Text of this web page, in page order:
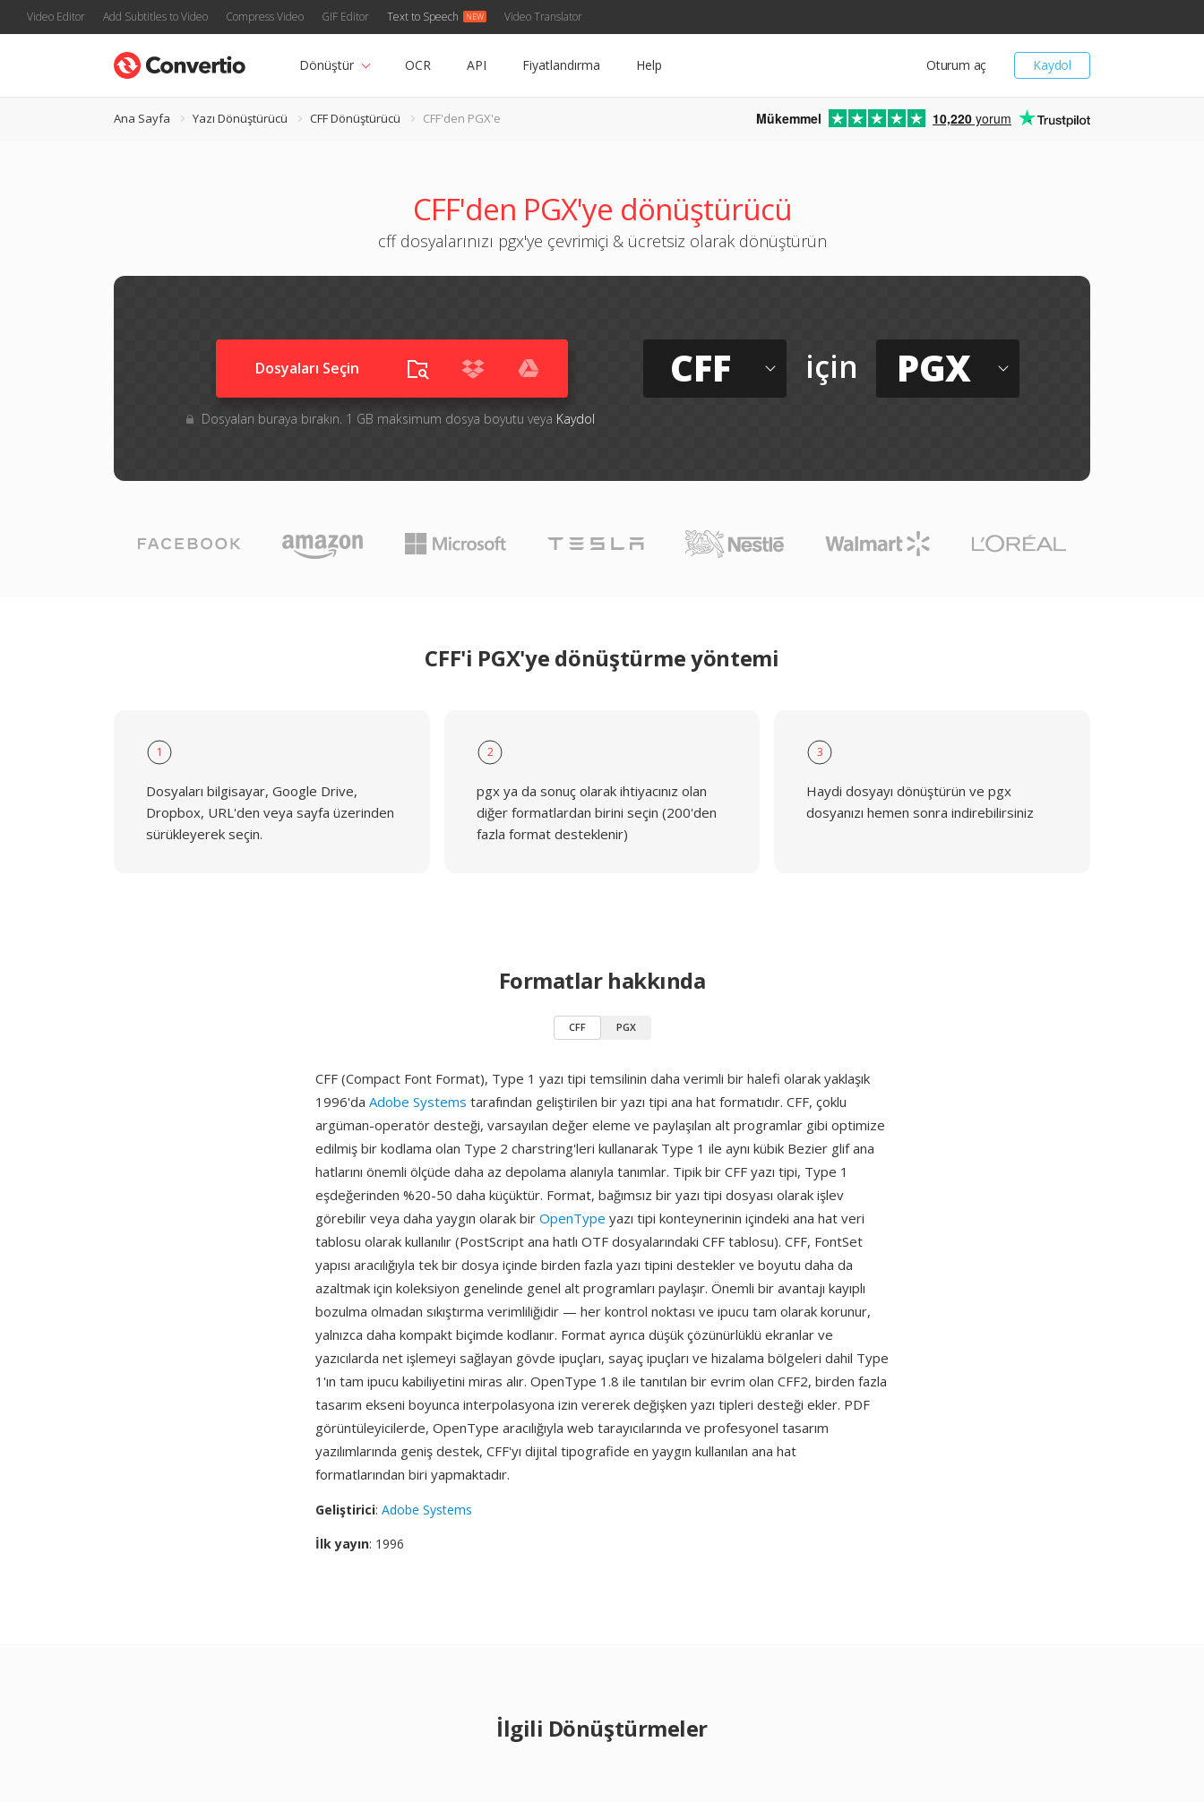
Video Editor Add Subtitles to Video Compress Video GIF Editor Text to Speech Video Translator
Kaydol
Oturum aç
Dönüştür OCR API Fiyatlandırma Help
Ana Sayfa Yazı Dönüştürücü CFF Dönüştürücü CFF'den PGX'e Mükemmel 10,220 yorum
CFF'den PGX'ye dönüştürücü
cff dosyalarınızı pgx'ye çevrimiçi & ücretsiz olarak dönüştürün
Dosyaları Seçin
Dosyaları buraya bırakın. 1 GB maksimum dosya boyutu veya Kaydol
CFF için PGX
CFF'i PGX'ye dönüştürme yöntemi
1
Dosyaları bilgisayar, Google Drive,
Dropbox, URL'den veya sayfa üzerinden
sürükleyerek seçin.
2
pgx ya da sonuç olarak ihtiyacınız olan
diğer formatlardan birini seçin (200'den
fazla format desteklenir)
3
Haydi dosyayı dönüştürün ve pgx
dosyanızı hemen sonra indirebilirsiniz
Formatlar hakkında
CFF PGX
CFF (Compact Font Format), Type 1 yazı tipi temsilinin daha verimli bir halefi olarak yaklaşık
1996'da Adobe Systems tarafından geliştirilen bir yazı tipi ana hat formatıdır. CFF, çoklu
argüman-operatör desteği, varsayılan değer eleme ve paylaşılan alt programlar gibi optimize
edilmiş bir kodlama olan Type 2 charstring'leri kullanarak Type 1 ile aynı kübik Bezier glif ana
hatlarını önemli ölçüde daha az depolama alanıyla tanımlar. Tipik bir CFF yazı tipi, Type 1
eşdeğerinden %20-50 daha küçüktür. Format, bağımsız bir yazı tipi dosyası olarak işlev
görebilir veya daha yaygın olarak bir OpenType yazı tipi konteynerinin içindeki ana hat veri
tablosu olarak kullanılır (PostScript ana hatlı OTF dosyalarındaki CFF tablosu). CFF, FontSet
yapısı aracılığıyla tek bir dosya içinde birden fazla yazı tipini destekler ve boyutu daha da
azaltmak için koleksiyon genelinde genel alt programları paylaşır. Önemli bir avantajı kayıplı
bozulma olmadan sıkıştırma verimliliğidir — her kontrol noktası ve ipucu tam olarak korunur,
yalnızca daha kompakt biçimde kodlanır. Format ayrıca düşük çözünürlüklü ekranlar ve
yazıcılarda net işlemeyi sağlayan gövde ipuçları, sayaç ipuçları ve hizalama bölgeleri dahil Type
1'ın tam ipucu kabiliyetini miras alır. OpenType 1.8 ile tanıtılan bir evrim olan CFF2, birden fazla
tasarım ekseni boyunca interpolasyona izin vererek değişken yazı tipleri desteği ekler. PDF
görüntüleyicilerde, OpenType aracılığıyla web tarayıcılarında ve profesyonel tasarım
yazılımlarında geniş destek, CFF'yı dijital tipografide en yaygın kullanılan ana hat
formatlarından biri yapmaktadır.
Geliştirici: Adobe Systems
İlk yayın: 1996
İlgili Dönüştürmeler